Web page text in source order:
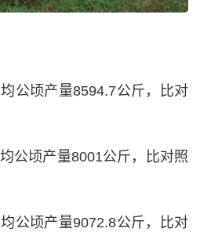
公顷产量8594.7公斤，比对
公顷产量8001公斤，比对照
公顷产量9072.8公斤，比对